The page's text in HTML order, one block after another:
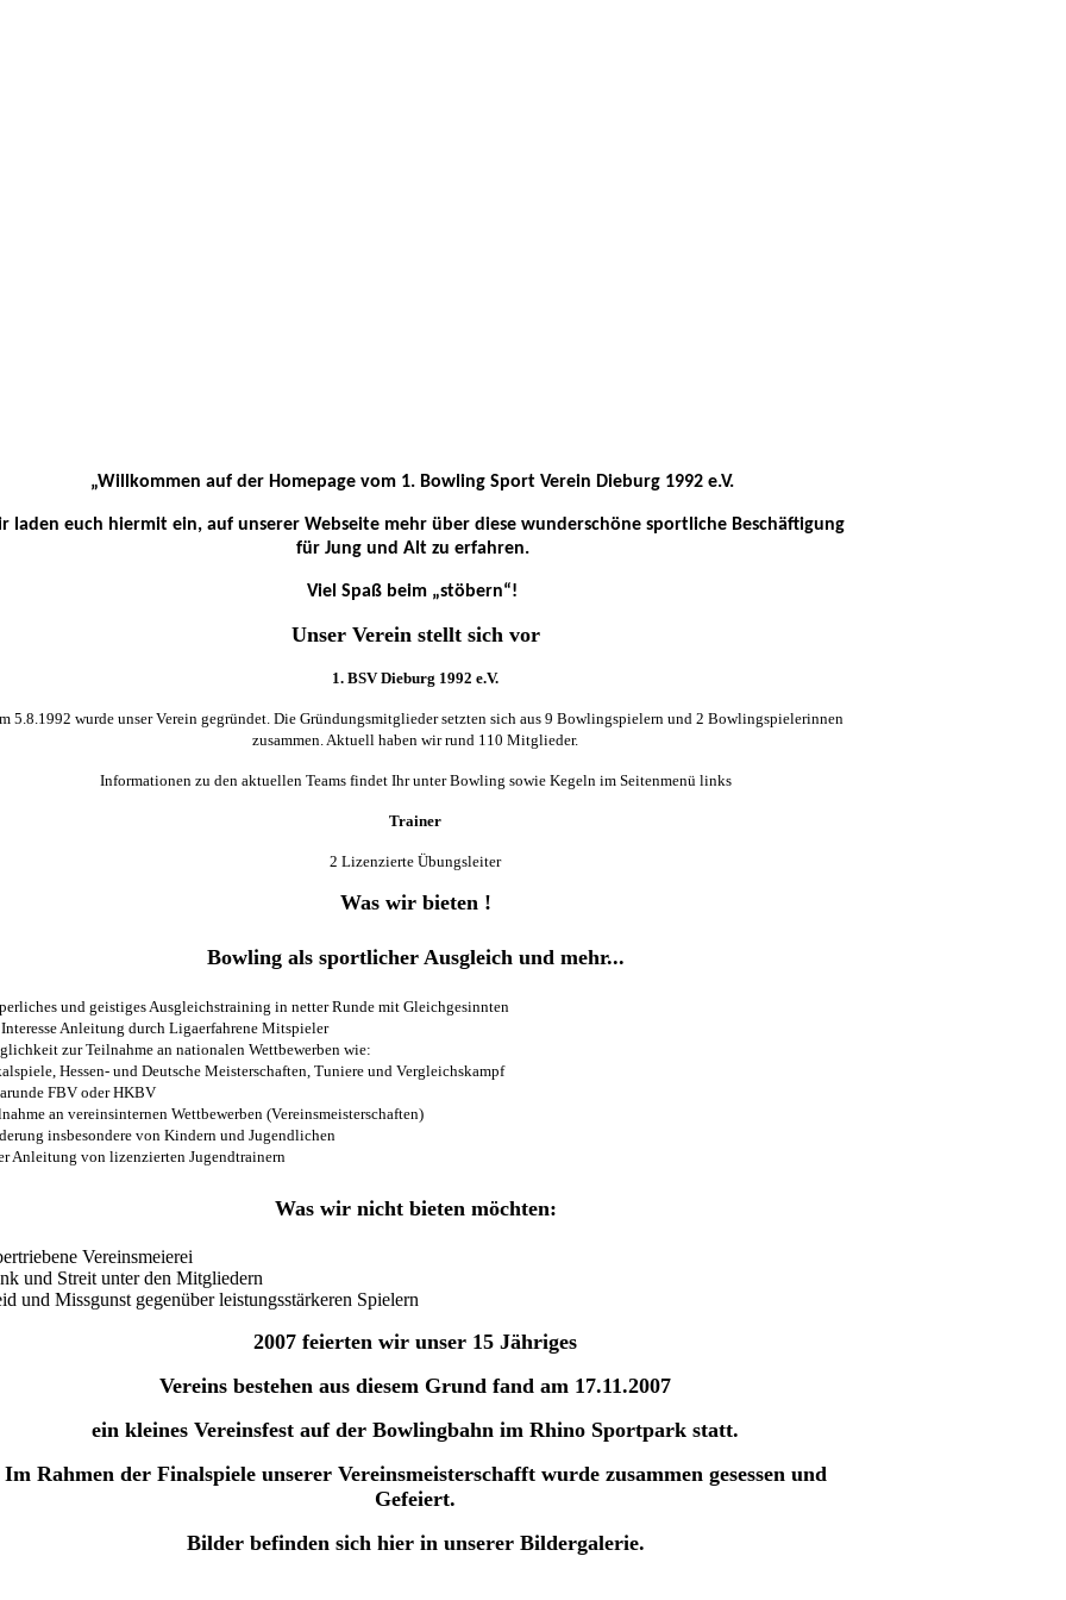
„Willkommen auf der Homepage vom 1. Bowling Sport Verein Dieburg 1992 e.V.
laden euch hiermit ein, auf unserer Webseite mehr über diese wunderschöne sportliche Beschäftigung
für Jung und Alt zu erfahren.
Viel Spaß beim „stöbern“!
Unser Verein stellt sich vor
1. BSV Dieburg 1992 e.V.
5.8.1992 wurde unser Verein gegründet. Die Gründungsmitglieder setzten sich aus 9 Bowlingspielern und 2 Bowlingspielerinnen
zusammen. Aktuell haben wir rund 110 Mitglieder.
Informationen zu den aktuellen Teams findet Ihr unter Bowling sowie Kegeln im Seitenmenü links
Trainer
2 Lizenzierte Übungsleiter
Was wir bieten !
Bowling als sportlicher Ausgleich und mehr...
und geistiges Ausgleichstraining in netter Runde mit Gleichgesinnten
Anleitung durch Ligaerfahrene Mitspieler
zur Teilnahme an nationalen Wettbewerben wie:
Hessen- und Deutsche Meisterschaften, Tuniere und Vergleichskampf
FBV oder HKBV
an vereinsinternen Wettbewerben (Vereinsmeisterschaften)
insbesondere von Kindern und Jugendlichen
Anleitung von lizenzierten Jugendtrainern
Was wir nicht bieten möchten:
Vereinsmeierei
und Streit unter den Mitgliedern
und Missgunst gegenüber leistungsstärkeren Spielern
2007 feierten wir unser 15 Jähriges
Vereins bestehen aus diesem Grund fand am 17.11.2007
ein kleines Vereinsfest auf der Bowlingbahn im Rhino Sportpark statt.
Im Rahmen der Finalspiele unserer Vereinsmeisterschafft wurde zusammen gesessen und
Gefeiert.
Bilder befinden sich hier in unserer Bildergalerie.